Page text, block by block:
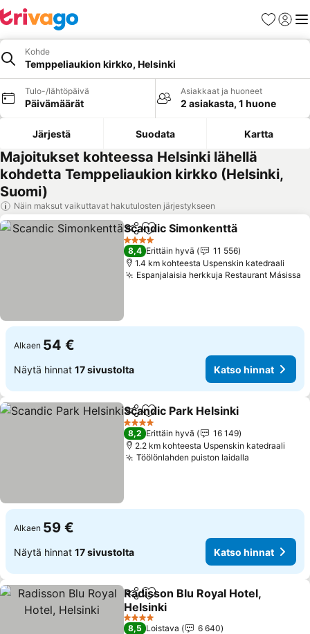
Suosikit
Kohde
Temppeliaukion kirkko, Helsinki
Tulo-/lähtöpäivä
Päivämäärät
Asiakkaat ja huoneet
2 asiakasta, 1 huone
Järjestä Suodata Kartta
Majoitukset kohteessa Helsinki lähellä
kohdetta Temppeliaukion kirkko (Helsinki,
Suomi)
Näin maksut vaikuttavat hakutulosten järjestykseen
Jaa Lisää suosikkeihin
Scandic Simonkenttä
4 Tähtiluokitus
8,4 Erittäin hyvä
11 556
1.4 km kohteesta Uspenskin katedraali
Espanjalaisia herkkuja Restaurant Másissa
Alkaen 54 €
Näytä hinnat 17 sivustolta Katso hinnat
Jaa Lisää suosikkeihin
Scandic Park Helsinki
4 Tähtiluokitus
8,2 Erittäin hyvä
16 149
2.2 km kohteesta Uspenskin katedraali
Töölönlahden puiston laidalla
Alkaen 59 €
Näytä hinnat 17 sivustolta Katso hinnat
Jaa Lisää suosikkeihin
Radisson Blu Royal Hotel,
Helsinki
Katso hinnat
4 Tähtiluokitus
8,5 Loistava
6 640